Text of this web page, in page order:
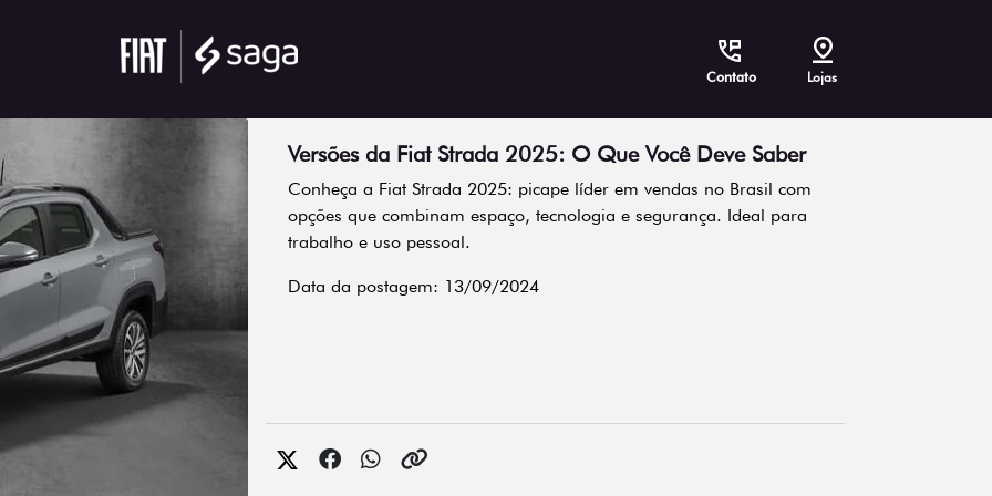
Contato Lojas
Versões da Fiat Strada 2025: O Que Você Deve Saber
Conheça a Fiat Strada 2025: picape líder em vendas no Brasil com
opções que combinam espaço, tecnologia e segurança. Ideal para
trabalho e uso pessoal.
Data da postagem: 13/09/2024